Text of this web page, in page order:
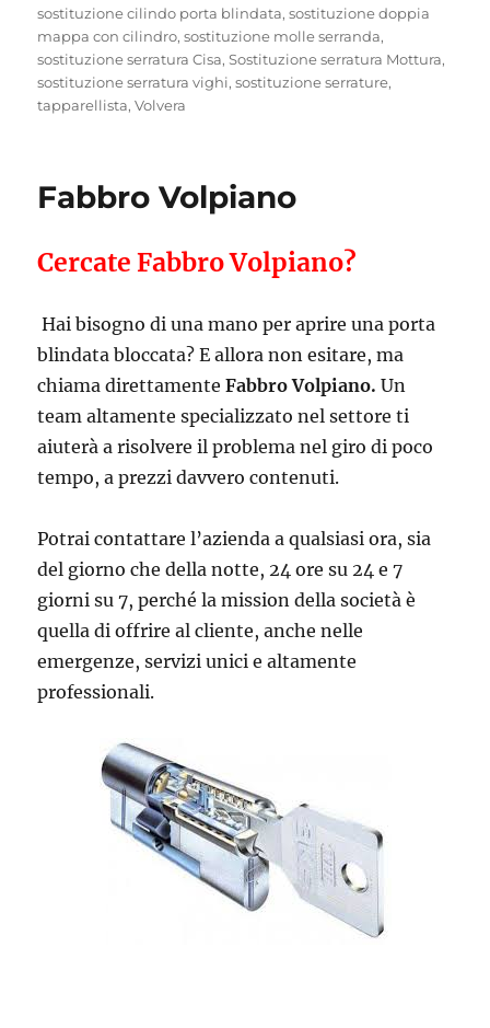
sostituzione cilindo porta blindata,sostituzione doppia
mappa con cilindro,sostituzione molle serranda,
sostituzione serratura Cisa,Sostituzione serratura Mottura,
sostituzione serratura vighi,sostituzione serrature,
tapparellista,Volvera
Fabbro Volpiano
Cercate Fabbro Volpiano?
Hai bisogno di una mano per aprire una porta
blindata bloccata? E allora non esitare, ma
chiama direttamenteFabbro Volpiano.Un
team altamente specializzato nel settore ti
aiuterà a risolvere il problema nel giro di poco
tempo, a prezzi davvero contenuti.
Potrai contattare l’azienda a qualsiasi ora, sia
del giorno che della notte, 24 ore su 24 e 7
giorni su 7, perché la mission della società è
quella di offrire al cliente, anche nelle
emergenze, servizi unici e altamente
professionali.